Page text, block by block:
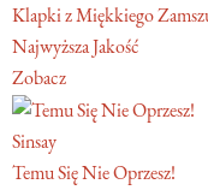
Klapki z Miękkiego
Najwyższa Jakość
Zobacz
Sinsay
Temu Się Nie Oprzesz!